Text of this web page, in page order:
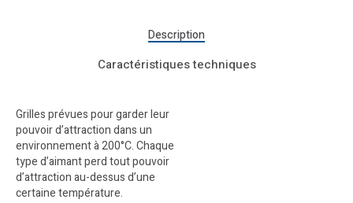
Description
Caractéristiques techniques
Grilles prévues pour garder leur
pouvoir d’attraction dans un
environnement à 200°C. Chaque
type d’aimant perd tout pouvoir
d’attraction au-dessus d’une
certaine température.